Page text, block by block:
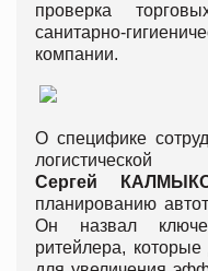
проверка
санитарно-
компании.
О специфике
Сергей
планированию
Он назвал
ритейлера,